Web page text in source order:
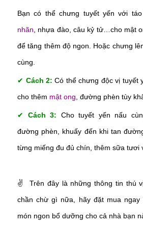
Bạn có thể chưng tuyết yến với
nhãn , nhựa đào, câu kỷ tử…cho mật
để tăng thêm độ ngon. Hoặc chưng
cùng.
✔ Cách 2: Có thể chưng độc vị tuyết
cho thêm mật ong , đường phèn tùy
✔ Cách 3: Cho tuyết yến nấu
đường phèn, khuấy đến khi tan
từng miếng đu đủ chín, thêm sữa tươi
✌Trên đây là những thông tin thú
chần chừ gì nữa, hãy đặt mua ngay
món ngon bổ dưỡng cho cả nhà bạn